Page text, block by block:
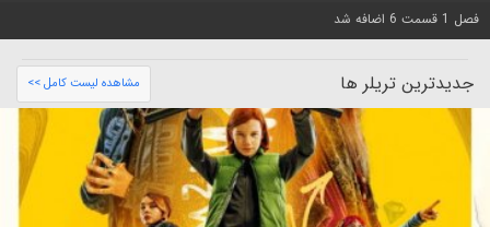
فصل 1 قسمت 6 اضافه شد
جدیدترین تریلر ها مشاهده لیست کامل >>